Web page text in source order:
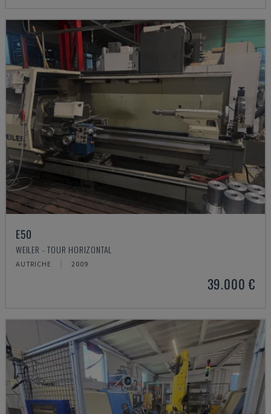
E50
WEILER - TOUR HORIZONTAL
AUTRICHE 2009
39.000 €